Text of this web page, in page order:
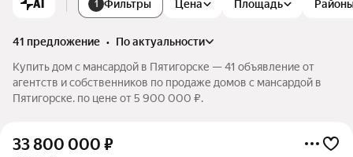
AI 1 Фильтры Цена Площадь
41 предложение •
по актуальности
Купить дом с мансардой в Пятигорске — 41 объявление от
агентств и собственников по продаже домов с мансардой в
Пятигорске. по цене от 5 900 000 ₽.
33 800 000 ₽